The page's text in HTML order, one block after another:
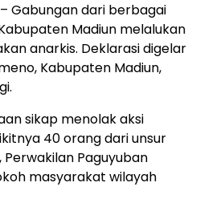
– Gabungan dari berbagai
Madiun melalukan
anarkis. Deklarasi digelar
Kabupaten Madiun,
sikap menolak aksi
40 orang dari unsur
Perwakilan Paguyuban
masyarakat wilayah